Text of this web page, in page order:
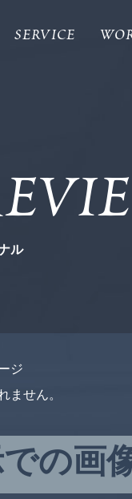
SERVICE
ル
ジ
せん。
の画